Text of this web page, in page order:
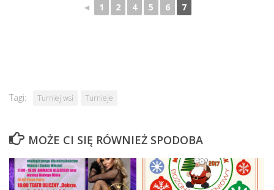
◄ 1 2 4 5 6 7
Tagi: Turniej wsi Turnieje
MOŻE CI SIĘ RÓWNIEŻ SPODOBA